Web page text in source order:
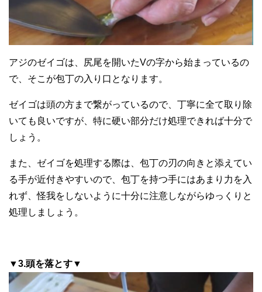
アジのゼイゴは、尻尾を開いたVの字から始まっているの
で、そこが包丁の入り口となります。
ゼイゴは頭の方まで繋がっているので、丁寧に全て取り除
いても良いですが、特に硬い部分だけ処理できれば十分で
しょう。
また、ゼイゴを処理する際は、包丁の刃の向きと添えてい
る手が近付きやすいので、包丁を持つ手にはあまり力を入
れず、怪我をしないように十分に注意しながらゆっくりと
処理しましょう。
▼3.頭を落とす▼